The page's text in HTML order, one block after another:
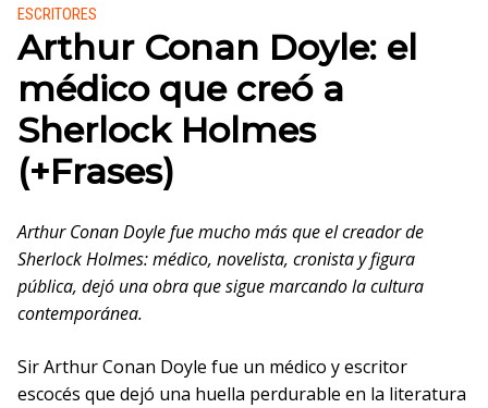
Publicado en:
ESCRITORES
Arthur Conan Doyle: el
médico que creó a
Sherlock Holmes
(+Frases)
Arthur Conan Doyle fue mucho más que el creador de
Sherlock Holmes: médico, novelista, cronista y figura
pública, dejó una obra que sigue marcando la cultura
contemporánea.
Sir Arthur Conan Doyle fue un médico y escritor
escocés que dejó una huella perdurable en la literatura